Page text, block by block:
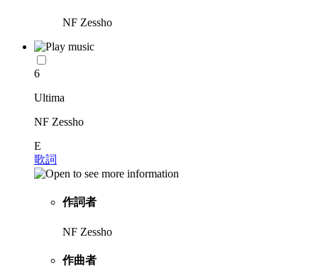
NF Zessho
6
Ultima
NF Zessho
E
歌詞
作詞者
NF Zessho
作曲者